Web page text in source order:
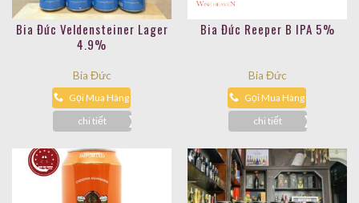
Bia Đức Veldensteiner Lager
4.9%
Bia Đức
Gọi Mua Hàng
chi tiết
Bia Đức Reeper B IPA 5%
Bia Đức
Gọi Mua Hàng
chi tiết